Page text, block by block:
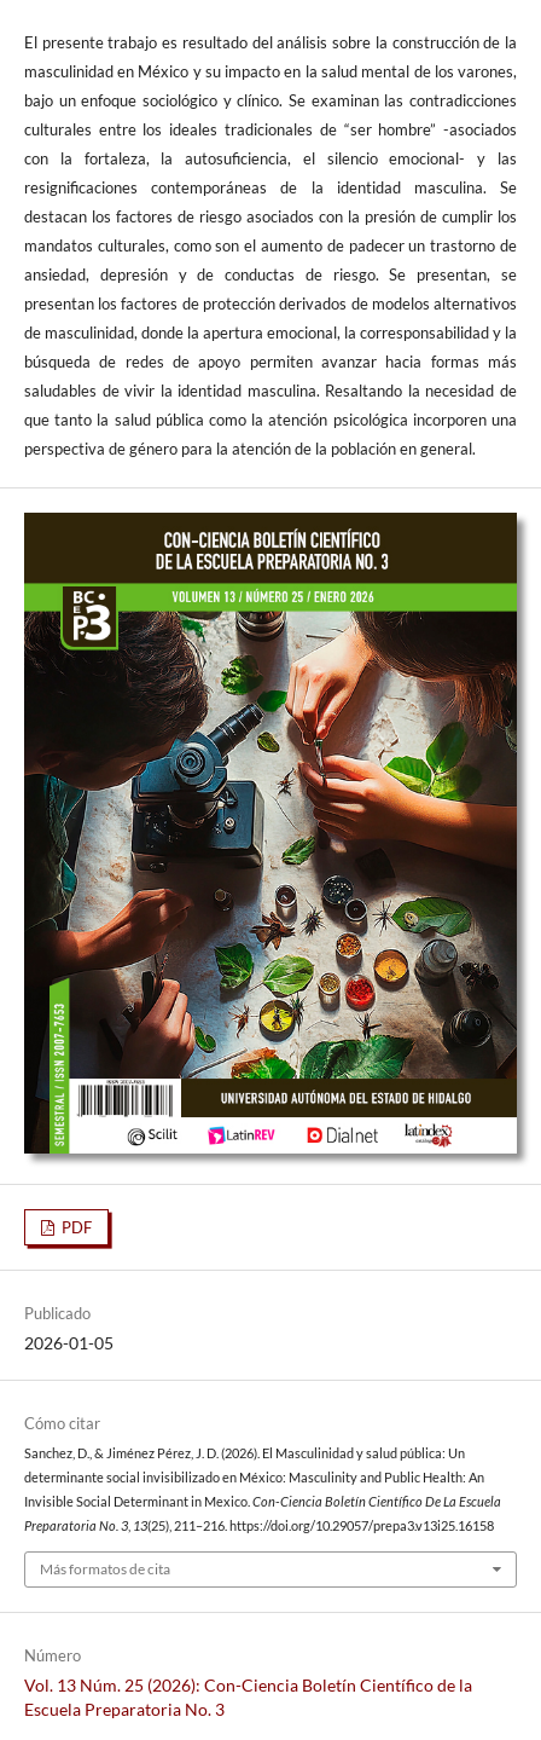
El presente trabajo es resultado del análisis sobre la construcción de la
masculinidad en México y su impacto en la salud mental de los varones,
bajo un enfoque sociológico y clínico. Se examinan las contradicciones
culturales entre los ideales tradicionales de “ser hombre” -asociados
con la fortaleza, la autosuficiencia, el silencio emocional- y las
resignificaciones contemporáneas de la identidad masculina. Se
destacan los factores de riesgo asociados con la presión de cumplir los
mandatos culturales, como son el aumento de padecer un trastorno de
ansiedad, depresión y de conductas de riesgo. Se presentan, se
presentan los factores de protección derivados de modelos alternativos
de masculinidad, donde la apertura emocional, la corresponsabilidad y la
búsqueda de redes de apoyo permiten avanzar hacia formas más
saludables de vivir la identidad masculina. Resaltando la necesidad de
que tanto la salud pública como la atención psicológica incorporen una
perspectiva de género para la atención de la población en general.
PDF
Publicado
2026-01-05
Cómo citar
Sanchez, D., & Jiménez Pérez, J. D. (2026). El Masculinidad y salud pública: Un
determinante social invisibilizado en México: Masculinity and Public Health: An
Invisible Social Determinant in Mexico. Con-Ciencia Boletín Científico De La Escuela
Preparatoria No. 3, 13(25), 211–216. https://doi.org/10.29057/prepa3.v13i25.16158
Más formatos de cita
Número
Vol. 13 Núm. 25 (2026): Con-Ciencia Boletín Científico de la
Escuela Preparatoria No. 3